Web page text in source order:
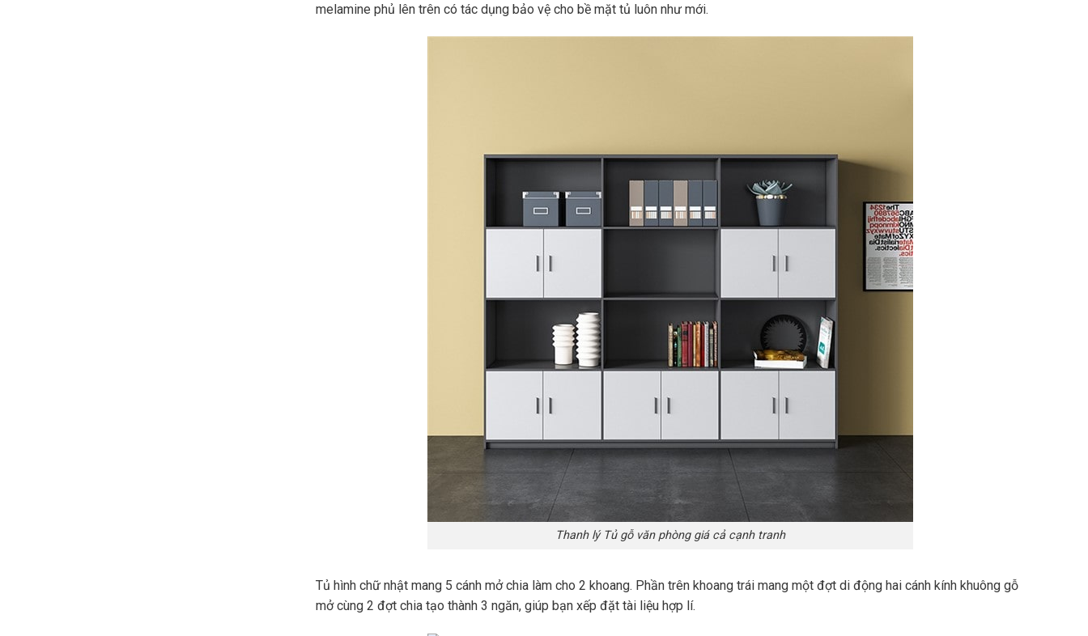
melamine phủ lên trên có tác dụng bảo vệ cho bề mặt tủ luôn như mới.
Thanh lý Tủ gỗ văn phòng giá cả cạnh tranh
Tủ hình chữ nhật mang 5 cánh mở chia làm cho 2 khoang. Phần trên khoang trái mang một đợt di động hai cánh kính khuông gỗ
mở cùng 2 đợt chia tạo thành 3 ngăn, giúp bạn xếp đặt tài liệu hợp lí.